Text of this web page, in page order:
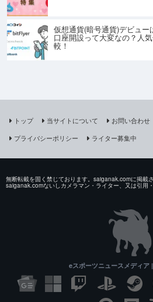
仮想通貨(暗号通貨)デビュー
口座開設って大変なの？人
較！
トップ 当サイトについて お問い合わせ
プライバシーポリシー
ライター募集中
無断転載を固く禁じております。saiganak.comに掲載
saiganak.comないしカメラマン・ライター、又は引用
eスポーツニュースメディア